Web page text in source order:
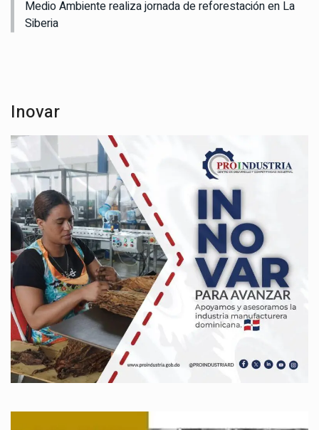
Medio Ambiente realiza jornada de reforestación en La
Siberia
Inovar